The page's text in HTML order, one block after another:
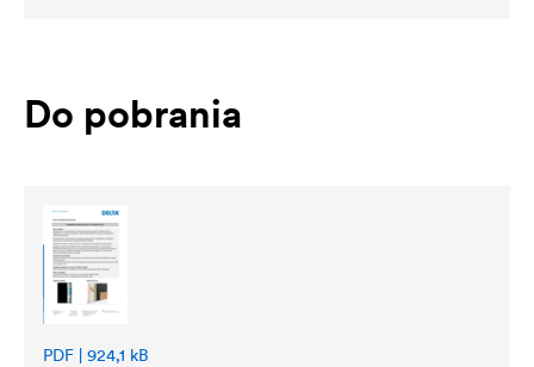
Do pobrania
PDF | 924,1 kB